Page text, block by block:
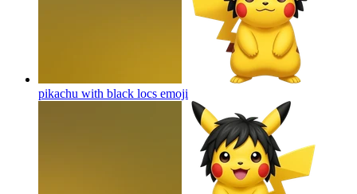
pikachu with black locs emoji